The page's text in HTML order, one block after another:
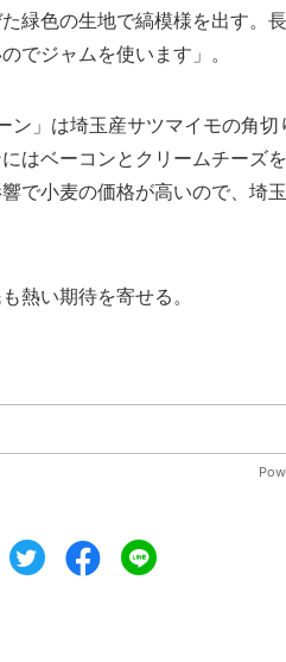
緑色の生地で縞模様を出す。
でジャムを使います」。
」は埼玉産サツマイモの角切
はベーコンとクリームチーズ
で小麦の価格が高いので、埼
熱い期待を寄せる。
ツイートシェア